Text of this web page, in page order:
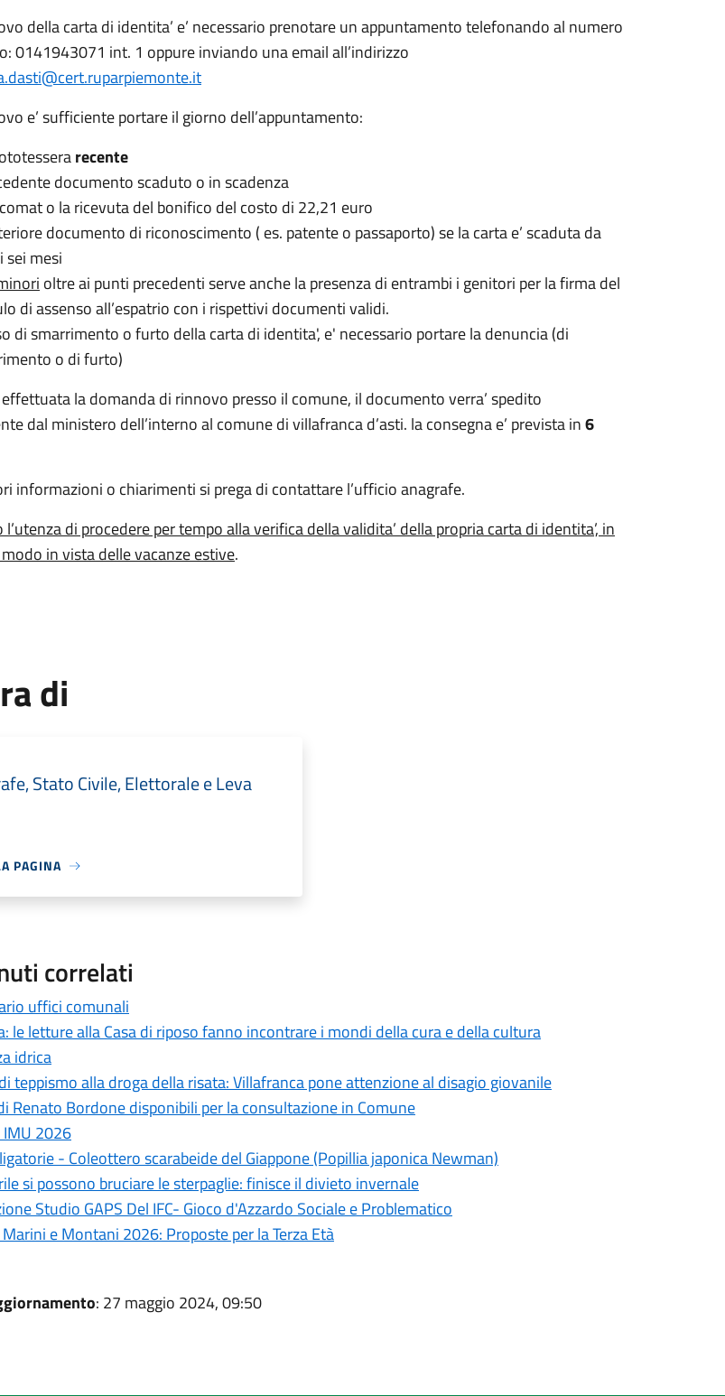
della carta di identita’ e’ necessario prenotare un appuntamento telefonando al numero
0141943071 int. 1 oppure inviando una email all’indirizzo
e’ sufficiente portare il giorno dell’appuntamento:
recente
documento scaduto o in scadenza
o la ricevuta del bonifico del costo di 22,21 euro
documento di riconoscimento ( es. patente o passaporto) se la carta e’ scaduta da
sei mesi
oltre ai punti precedenti serve anche la presenza di entrambi i genitori per la firma del
di assenso all’espatrio con i rispettivi documenti validi.
di smarrimento o furto della carta di identita', e' necessario portare la denuncia (di
o di furto)
la domanda di rinnovo presso il comune, il documento verra’ spedito
dal ministero dell’interno al comune di villafranca d’asti. la consegna e’ prevista in6
informazioni o chiarimenti si prega di contattare l’ufficio anagrafe.
di procedere per tempo alla verifica della validita’ della propria carta di identita’, in
in vista delle vacanze estive.
di
Stato Civile, Elettorale e Leva
PAGINA
correlati
uffici comunali
le letture alla Casa di riposo fanno incontrare i mondi della cura e della cultura
idrica
teppismo alla droga della risata: Villafranca pone attenzione al disagio giovanile
Renato Bordone disponibili per la consultazione in Comune
IMU 2026
- Coleottero scarabeide del Giappone (Popillia japonica Newman)
si possono bruciare le sterpaglie: finisce il divieto invernale
Studio GAPS Del IFC- Gioco d'Azzardo Sociale e Problematico
e Montani 2026: Proposte per la Terza Età
: 27 maggio 2024, 09:50